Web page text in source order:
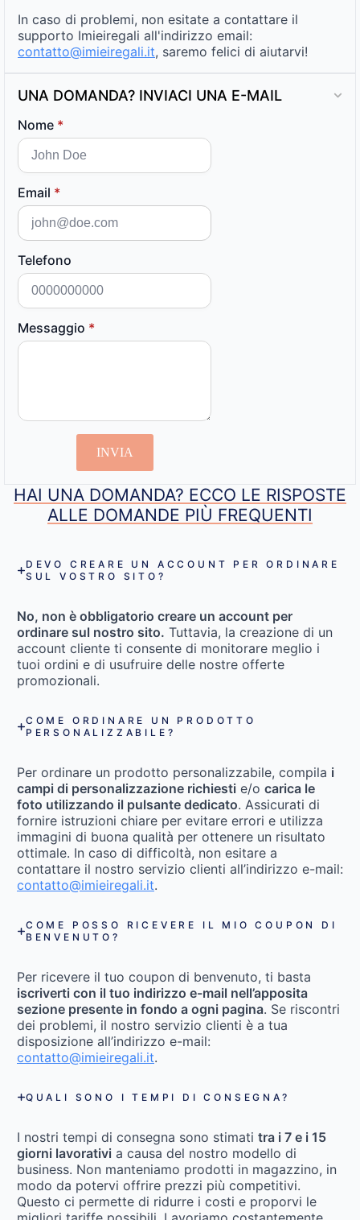
In caso di problemi, non esitate a contattare il
supporto Imieiregali all'indirizzo email:
contatto@imieiregali.it, saremo felici di aiutarvi!
UNA DOMANDA? INVIACI UNA E-MAIL
Nome *
Email *
Telefono
Messaggio *
INVIA
HAI UNA DOMANDA? ECCO LE RISPOSTE
ALLE DOMANDE PIÙ FREQUENTI
DEVO CREARE UN ACCOUNT PER ORDINARE
SUL VOSTRO SITO?
No, non è obbligatorio creare un account per
ordinare sul nostro sito. Tuttavia, la creazione di un
account cliente ti consente di monitorare meglio i
tuoi ordini e di usufruire delle nostre offerte
promozionali.
COME ORDINARE UN PRODOTTO
PERSONALIZZABILE?
Per ordinare un prodotto personalizzabile, compila i
campi di personalizzazione richiesti e/o carica le
foto utilizzando il pulsante dedicato. Assicurati di
fornire istruzioni chiare per evitare errori e utilizza
immagini di buona qualità per ottenere un risultato
ottimale. In caso di difficoltà, non esitare a
contattare il nostro servizio clienti all’indirizzo e-mail:
contatto@imieiregali.it.
COME POSSO RICEVERE IL MIO COUPON DI
BENVENUTO?
Per ricevere il tuo coupon di benvenuto, ti basta
iscriverti con il tuo indirizzo e-mail nell’apposita
sezione presente in fondo a ogni pagina. Se riscontri
dei problemi, il nostro servizio clienti è a tua
disposizione all’indirizzo e-mail:
contatto@imieiregali.it.
QUALI SONO I TEMPI DI CONSEGNA?
I nostri tempi di consegna sono stimati tra i 7 e i 15
giorni lavorativi a causa del nostro modello di
business. Non manteniamo prodotti in magazzino, in
modo da potervi offrire prezzi più competitivi.
Questo ci permette di ridurre i costi e proporvi le